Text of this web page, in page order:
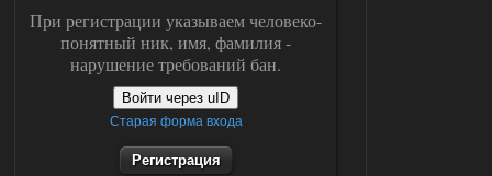
При регистрации указываем человеко-
понятный ник, имя, фамилия -
нарушение требований бан.
Войти через uID
Старая форма входа
Регистрация